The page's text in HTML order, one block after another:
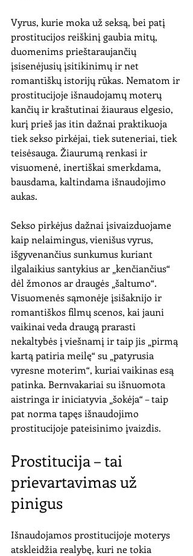
Vyrus, kurie moka už seksą, bei patį
prostitucijos reiškinį gaubia mitų,
duomenims prieštaraujančių
įsisenėjusių įsitikinimų ir net
romantiškų istorijų rūkas. Nematom ir
prostitucijoje išnaudojamų moterų
kančių ir kraštutinai žiauraus elgesio,
kurį prieš jas itin dažnai praktikuoja
tiek sekso pirkėjai, tiek suteneriai, tiek
teisėsauga. Žiaurumą renkasi ir
visuomenė, inertiškai smerkdama,
bausdama, kaltindama išnaudojimo
aukas.
Sekso pirkėjus dažnai įsivaizduojame
kaip nelaimingus, vienišus vyrus,
išgyvenančius sunkumus kuriant
ilgalaikius santykius ar „kenčiančius“
dėl žmonos ar draugės „šaltumo“.
Visuomenės sąmonėje įsišaknijo ir
romantiškos filmų scenos, kai jauni
vaikinai veda draugą prarasti
nekaltybės į viešnamį ir taip jis „pirmą
kartą patiria meilę“ su „patyrusia
vyresne moterim“, kuriai vaikinas esą
patinka. Bernvakariai su išnuomota
aistringa ir iniciatyvia „šokėja“ – taip
pat norma tapęs išnaudojimo
prostitucijoje pateisinimo įvaizdis.
Prostitucija – tai
prievartavimas už
pinigus
Išnaudojamos prostitucijoje moterys
atskleidžia realybę, kuri ne tokia